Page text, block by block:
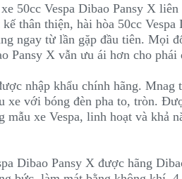
50cc Vespa Dibao Pansy X liên
thân thiện, hài hòa 50cc
ngay từ lần gặp đầu tiên. Mọi
Pansy X vẫn ưu ái hơn cho
nhập khẩu chính hãng. Mnag
xe với bóng đèn pha to, tròn.
mẫu xe Vespa, linh hoạt và khả
Dibao Pansy X được hãng